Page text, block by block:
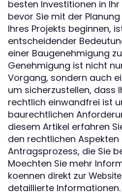
besten Investitionen in Ihr
bevor Sie mit der
Ihres Projekts beginnen,
entscheidender
einer Baugenehmigung
Genehmigung ist nicht
Vorgang, sondern auch
um sicherzustellen, dass
rechtlich einwandfrei ist
baurechtlichen
diesem Artikel erfahren
den rechtlichen
Antragsprozess, die Sie
Moechten Sie mehr
koennen direkt zur Website
detaillierte Informationen.